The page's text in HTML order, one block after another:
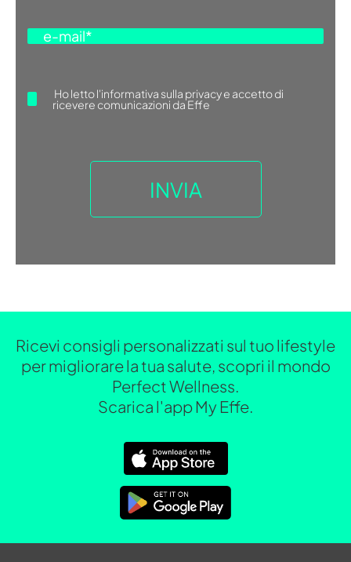
Ho lettol'informativa sulla privacye accetto di
ricevere comunicazioni da Effe
Ricevi consigli personalizzati sul tuo lifestyle
per migliorare la tua salute, scopri il mondo
Perfect Wellness.
Scarica l'app My Effe.